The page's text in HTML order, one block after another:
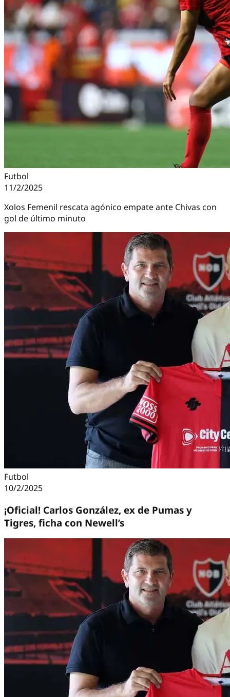
Futbol
11/2/2025
Xolos Femenil rescata agónico empate ante Chivas con
gol de último minuto
Futbol
10/2/2025
¡Oficial! Carlos González, ex de Pumas y
Tigres, ficha con Newell’s